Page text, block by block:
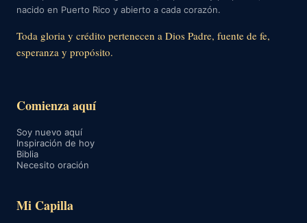
nacido en Puerto Rico y abierto a cada corazón.
Toda gloria y crédito pertenecen a Dios Padre, fuente de fe,
esperanza y propósito.
Comienza aquí
Soy nuevo aquí
Inspiración de hoy
Biblia
Necesito oración
Mi Capilla